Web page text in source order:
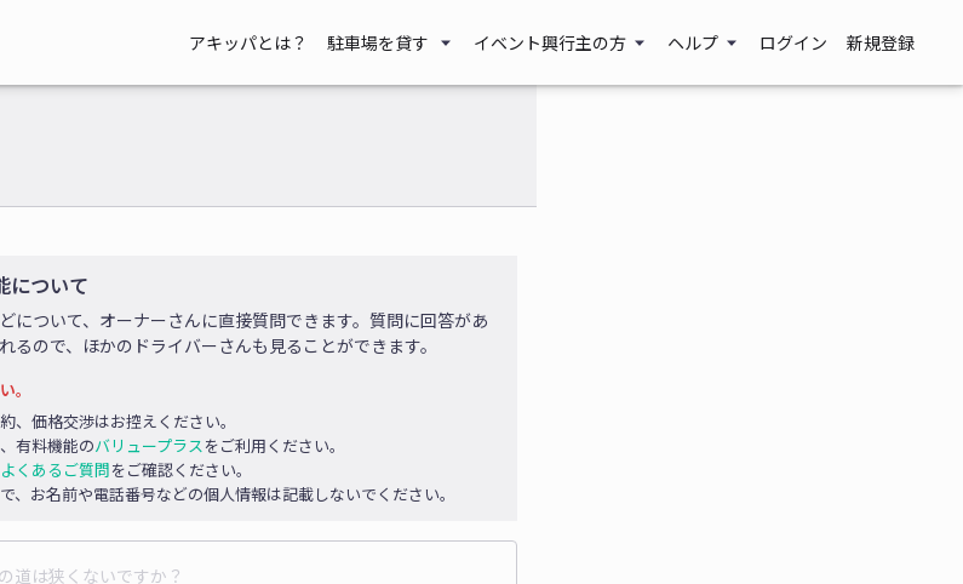
アキッパとは？ 駐車場を貸す イベント興行主の方 ヘルプ ログイン 新規登録
について
について、オーナーさんに直接質問できます。質問に回答があ
るので、ほかのドライバーさんも見ることができます。
。
、価格交渉はお控えください。
有料機能のバリュープラスをご利用ください。
よくあるご質問をご確認ください。
、お名前や電話番号などの個人情報は記載しないでください。